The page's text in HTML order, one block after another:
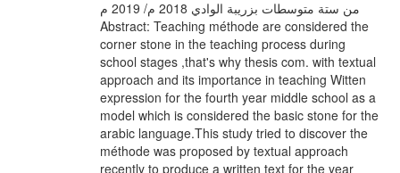
من ستة متوسطات بزریبة الوادي 2018 م/ 2019 م
Abstract: Teaching méthode are considered the
corner stone in the teaching process during
school stages ,that's why thesis com. with textual
approach and its importance in teaching Witten
expression for the fourth year middle school as a
model which is considered the basic stone for the
arabic language.This study tried to discover the
méthode was proposed by textual approach
recently to produce a written text for the year